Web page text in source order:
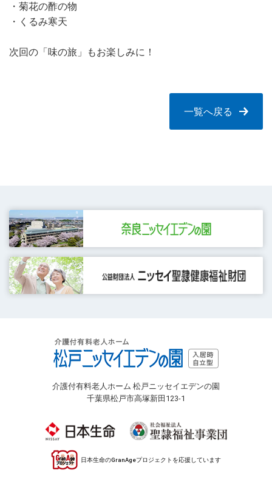
・菊花の酢の物
・くるみ寒天
次回の「味の旅」もお楽しみに！
一覧へ戻る
介護付有料老人ホーム 松戸ニッセイエデンの園
千葉県松戸市高塚新田123-1
日本生命のGranAgeプロジェクトを応援しています